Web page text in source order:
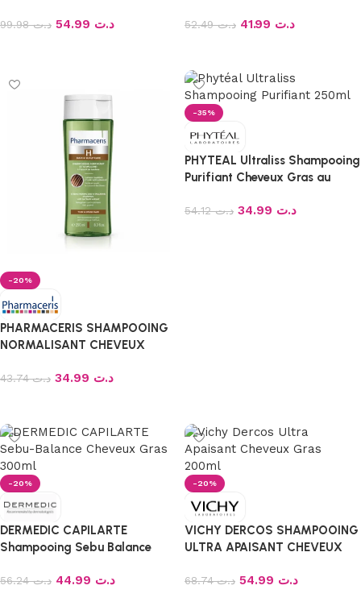
ml + CYTOLCAP Sérum 50 ml+
د.ت99.98 د.ت د.ت52.49 د.ت
-20%
PHARMACERIS SHAMPOOING
NORMALISANT CHEVEUX
د.ت43.74 د.ت
-35%
PHYTEAL Ultraliss Shampooing
Purifiant Cheveux Gras au
د.ت54.12 د.ت
-20%
DERMEDIC CAPILARTE
Shampooing Sebu Balance
د.ت56.24 د.ت
-20%
VICHY DERCOS SHAMPOOING
ULTRA APAISANT CHEVEUX
د.ت68.74 د.ت